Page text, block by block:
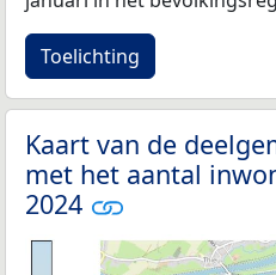
Toelichting
Kaart van de
met het aantal
2024